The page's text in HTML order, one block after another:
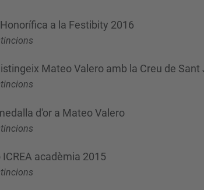
a la Festibity 2016
Mateo Valero amb la Creu de Sant
d'or a Mateo Valero
acadèmia 2015